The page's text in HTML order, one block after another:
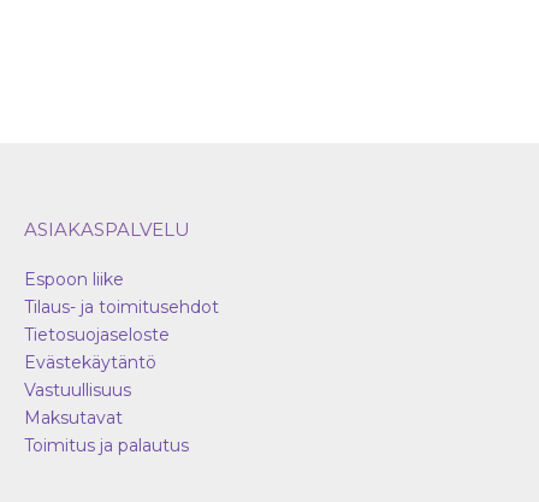
ASIAKASPALVELU
Espoon liike
Tilaus- ja toimitusehdot
Tietosuojaseloste
Evästekäytäntö
Vastuullisuus
Maksutavat
Toimitus ja palautus